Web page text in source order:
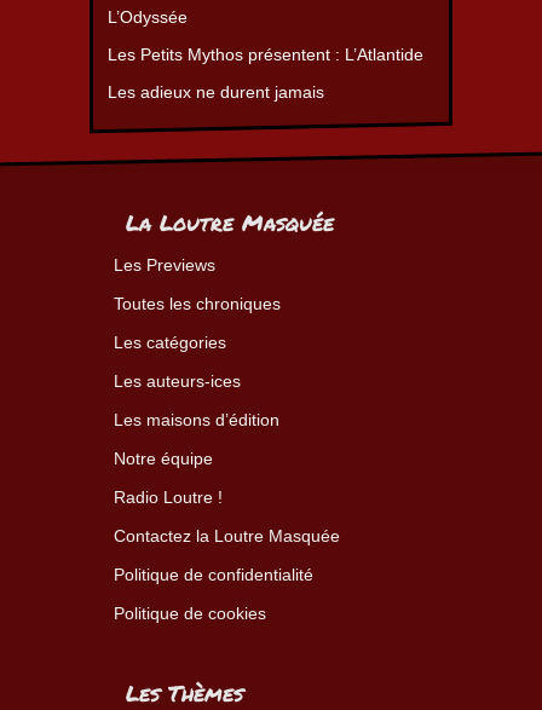
L’Odyssée
Les Petits Mythos présentent : L’Atlantide
Les adieux ne durent jamais
La Loutre Masquée
Les Previews
Toutes les chroniques
Les catégories
Les auteurs-ices
Les maisons d’édition
Notre équipe
Radio Loutre !
Contactez la Loutre Masquée
Politique de confidentialité
Politique de cookies
Les Thèmes